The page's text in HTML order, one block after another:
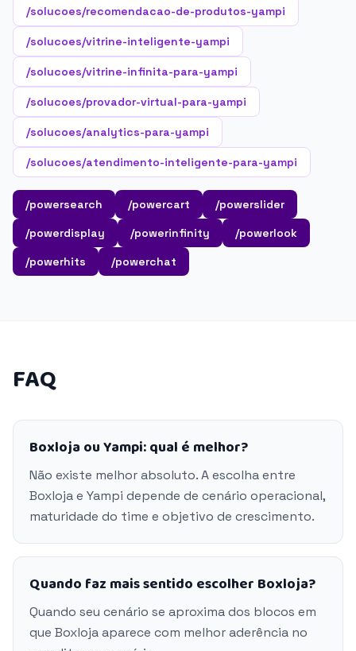
/solucoes/recomendacao-de-produtos-yampi
/solucoes/vitrine-inteligente-yampi
/solucoes/vitrine-infinita-para-yampi
/solucoes/provador-virtual-para-yampi
/solucoes/analytics-para-yampi
/solucoes/atendimento-inteligente-para-yampi
/powersearch /powercart
/powerslider
/powerdisplay
/powerinfinity
/powerlook
/powerhits
/powerchat
FAQ
Boxloja ou Yampi: qual é melhor?
Não existe melhor absoluto. A escolha entre
Boxloja e Yampi depende de cenário operacional,
maturidade do time e objetivo de crescimento.
Quando faz mais sentido escolher Boxloja?
Quando seu cenário se aproxima dos blocos em
que Boxloja aparece com melhor aderência no